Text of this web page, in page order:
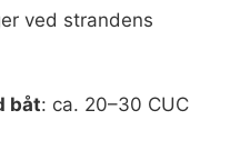
ved strandens
båt: ca. 20–30 CUC